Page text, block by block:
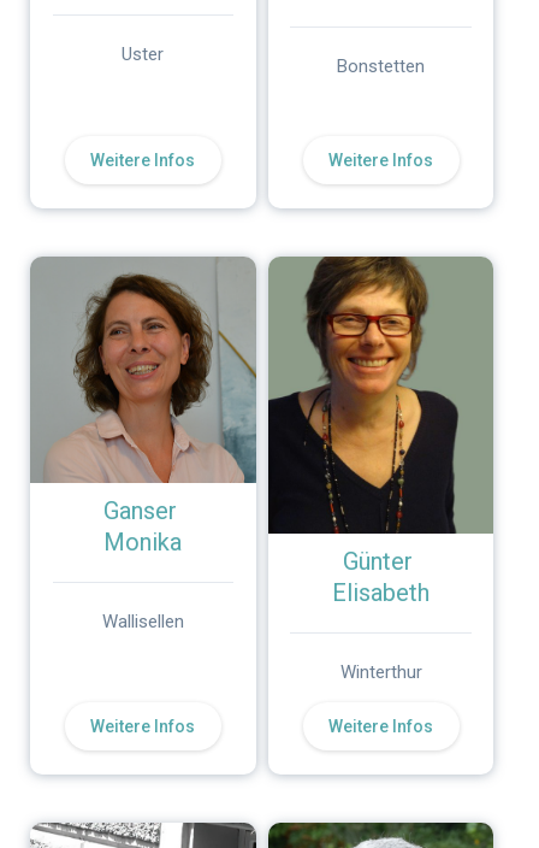
Uster
Weitere Infos
Bonstetten
Weitere Infos
Ganser
Monika
Wallisellen
Weitere Infos
Günter
Elisabeth
Winterthur
Weitere Infos